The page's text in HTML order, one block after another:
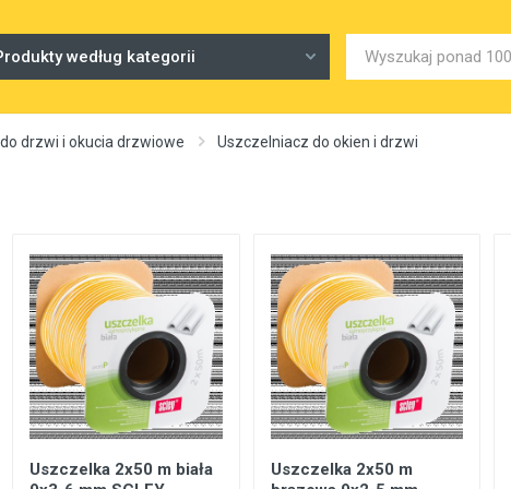
według kategorii
drzwi i okucia drzwiowe Uszczelniacz do okien i drzwi
Uszczelka 2x50 m biała
Uszczelka 2x50 m